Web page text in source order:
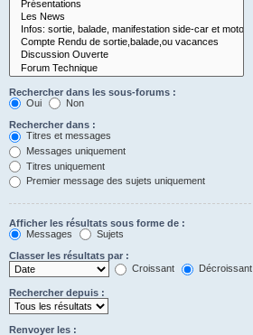
Rechercher dans les sous-forums :
Oui
Non
Rechercher dans :
Titres et messages
Messages uniquement
Titres uniquement
Premier message des sujets uniquement
Afficher les résultats sous forme de :
Messages
Sujets
Classer les résultats par :
Croissant
Décroissant
Rechercher depuis :
Renvoyer les :